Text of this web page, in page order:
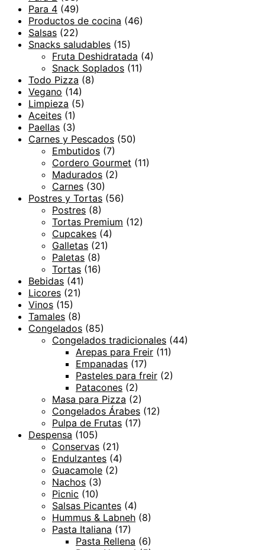
Para 4 (49)
Productos de cocina (46)
Salsas (22)
Snacks saludables (15)
Fruta Deshidratada (4)
Snack Soplados (11)
Todo Pizza (8)
Vegano (14)
Limpieza (5)
Aceites (1)
Paellas (3)
Carnes y Pescados (50)
Embutidos (7)
Cordero Gourmet (11)
Madurados (2)
Carnes (30)
Postres y Tortas (56)
Postres (8)
Tortas Premium (12)
Cupcakes (4)
Galletas (21)
Paletas (8)
Tortas (16)
Bebidas (41)
Licores (21)
Vinos (15)
Tamales (8)
Congelados (85)
Congelados tradicionales (44)
Arepas para Freir (11)
Empanadas (17)
Pasteles para freir (2)
Patacones (2)
Masa para Pizza (2)
Congelados Árabes (12)
Pulpa de Frutas (17)
Despensa (105)
Conservas (21)
Endulzantes (4)
Guacamole (2)
Nachos (3)
Picnic (10)
Salsas Picantes (4)
Hummus & Labneh (8)
Pasta Italiana (17)
Pasta Rellena (6)